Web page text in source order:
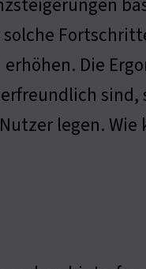
solche
Die
legen. Wie